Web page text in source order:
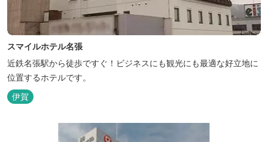
スマイルホテル名張
近鉄名張駅から徒歩ですぐ！ビジネスにも観光にも最適な好立地に
位置するホテルです。
伊賀